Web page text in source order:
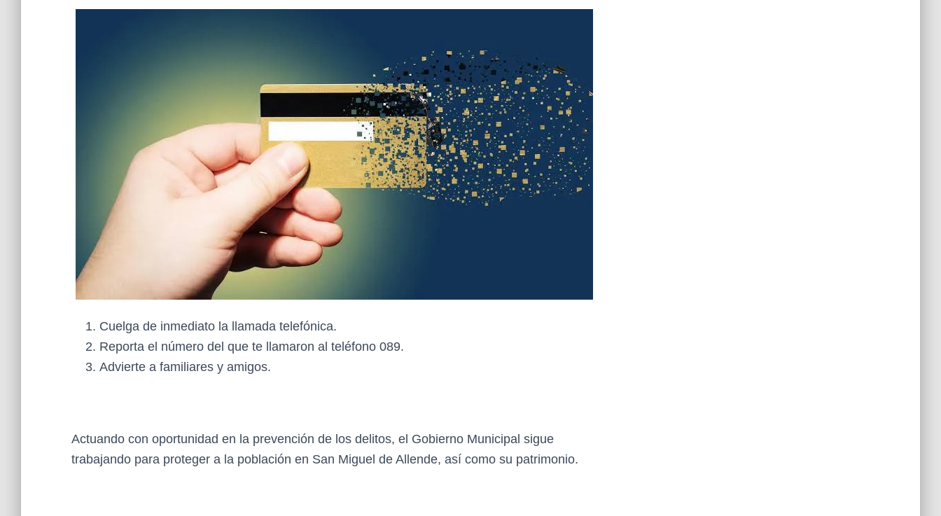
Cuelga de inmediato la llamada telefónica.
Reporta el número del que te llamaron al teléfono 089.
Advierte a familiares y amigos.
Actuando con oportunidad en la prevención de los delitos, el Gobierno Municipal sigue
trabajando para proteger a la población en San Miguel de Allende, así como su patrimonio.